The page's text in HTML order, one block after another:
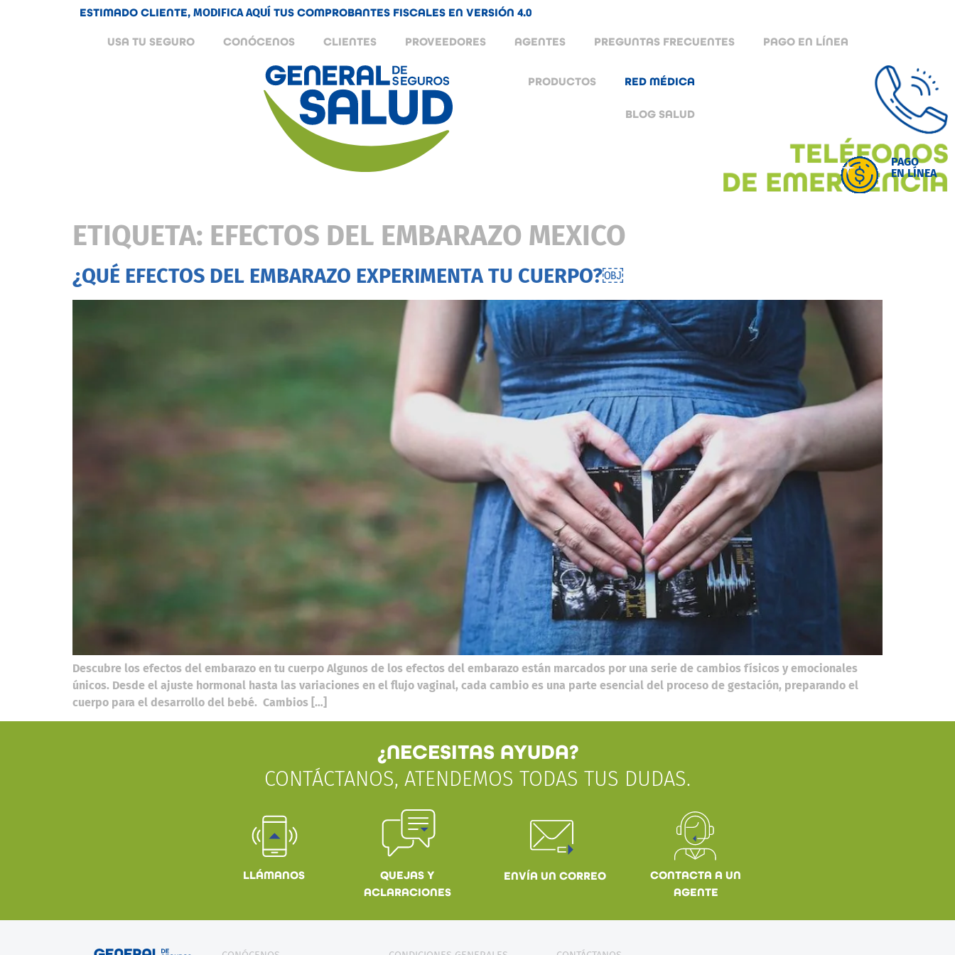
ESTIMADO CLIENTE, MODIFICA AQUÍ TUS COMPROBANTES FISCALES EN VERSIÓN 4.0
USA TU SEGURO CONÓCENOS CLIENTES PROVEEDORES AGENTES PREGUNTAS FRECUENTES PAGO EN LÍNEA
PRODUCTOS RED MÉDICA
BLOG SALUD
PAGO
EN LÍNEA
ETIQUETA: EFECTOS DEL EMBARAZO MEXICO
¿QUÉ EFECTOS DEL EMBARAZO EXPERIMENTA TU CUERPO?￼
Descubre los efectos del embarazo en tu cuerpo Algunos de los efectos del embarazo están marcados por una serie de cambios físicos y emocionales
únicos. Desde el ajuste hormonal hasta las variaciones en el flujo vaginal, cada cambio es una parte esencial del proceso de gestación, preparando el
cuerpo para el desarrollo del bebé. Cambios […]
¿NECESITAS AYUDA?
CONTÁCTANOS, ATENDEMOS TODAS TUS DUDAS.
LLÁMANOS
QUEJAS Y
ACLARACIONES
ENVÍA UN CORREO
CONTACTA A UN
AGENTE